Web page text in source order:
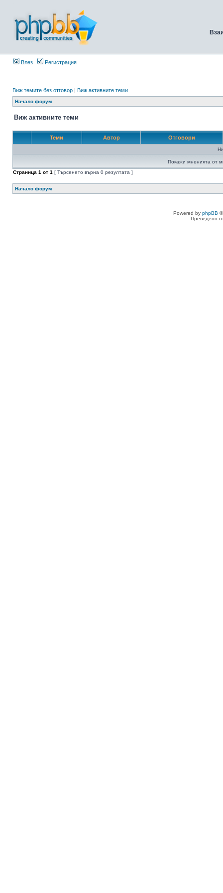
Влез Регистрация
Виж темите без отговор | Виж активните теми
Начало форум
Виж активните теми
Теми Автор Отговори
Покажи мненията от
Страница 1 от 1 [ Търсенето върна 0 резултата ]
Начало форум
Powered by phpBB
Преведено